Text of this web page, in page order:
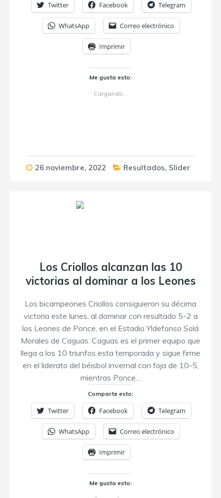
Twitter Facebook Telegram
WhatsApp Correo electrónico
Imprimir
Me gusta esto:
Cargando...
26 noviembre, 2022 Resultados, Slider
Los Criollos alcanzan las 10
victorias al dominar a los Leones
Los bicampeones Criollos consiguieron su décima
victoria este lunes, al dominar con resultado 5-2 a
los Leones de Ponce, en el Estadio Yldefonso Solá
Morales de Caguas. Caguas es el primer equipo que
llega a los 10 triunfos esta temporada y sigue firme
en el liderato del béisbol invernal con foja de 10-5,
mientras Ponce…
Comparte esto:
Twitter Facebook Telegram
WhatsApp Correo electrónico
Imprimir
Me gusta esto: